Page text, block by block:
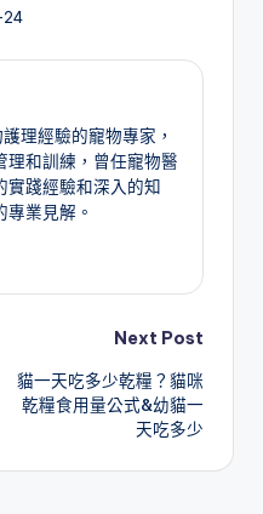
24
理經驗的寵物專家，
理和訓練，曾任寵物醫
實踐經驗和深入的知
業見解。
Next Post
貓一天吃多少乾糧？貓咪
乾糧食用量公式&幼貓一
天吃多少